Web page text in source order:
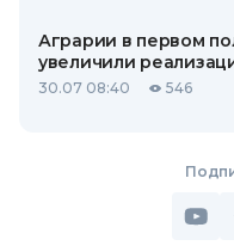
Аграрии в первом
увеличили
30.07 08:40 546